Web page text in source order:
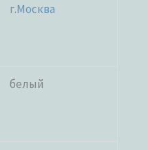
г.Москва
белый